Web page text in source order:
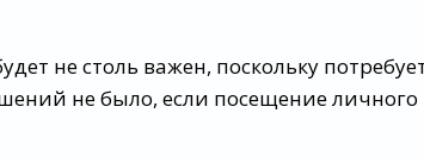
не столь важен, поскольку
не было, если посещение личного